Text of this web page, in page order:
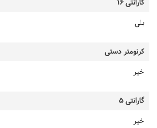
گارانتی 16
بلی
کرنومتر دستی
خیر
گارانتی 5
خیر